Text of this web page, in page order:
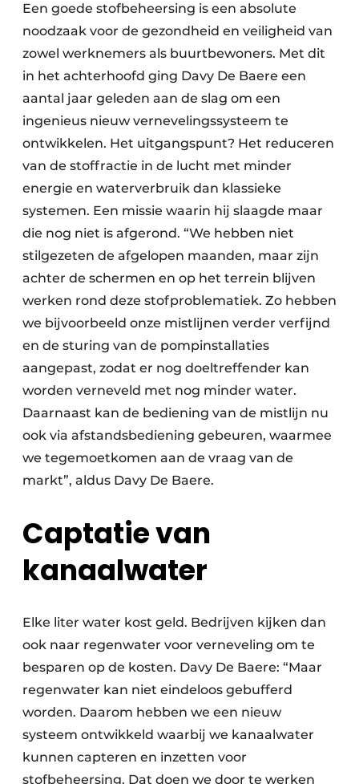
Een goede stofbeheersing is een absolute
noodzaak voor de gezondheid en veiligheid van
zowel werknemers als buurtbewoners. Met dit
in het achterhoofd ging Davy De Baere een
aantal jaar geleden aan de slag om een
ingenieus nieuw vernevelingssysteem te
ontwikkelen. Het uitgangspunt? Het reduceren
van de stoffractie in de lucht met minder
energie en waterverbruik dan klassieke
systemen. Een missie waarin hij slaagde maar
die nog niet is afgerond. “We hebben niet
stilgezeten de afgelopen maanden, maar zijn
achter de schermen en op het terrein blijven
werken rond deze stofproblematiek. Zo hebben
we bijvoorbeeld onze mistlijnen verder verfijnd
en de sturing van de pompinstallaties
aangepast, zodat er nog doeltreffender kan
worden verneveld met nog minder water.
Daarnaast kan de bediening van de mistlijn nu
ook via afstandsbediening gebeuren, waarmee
we tegemoetkomen aan de vraag van de
markt”, aldus Davy De Baere.
Captatie van
kanaalwater
Elke liter water kost geld. Bedrijven kijken dan
ook naar regenwater voor verneveling om te
besparen op de kosten. Davy De Baere: “Maar
regenwater kan niet eindeloos gebufferd
worden. Daarom hebben we een nieuw
systeem ontwikkeld waarbij we kanaalwater
kunnen capteren en inzetten voor
stofbeheersing. Dat doen we door te werken